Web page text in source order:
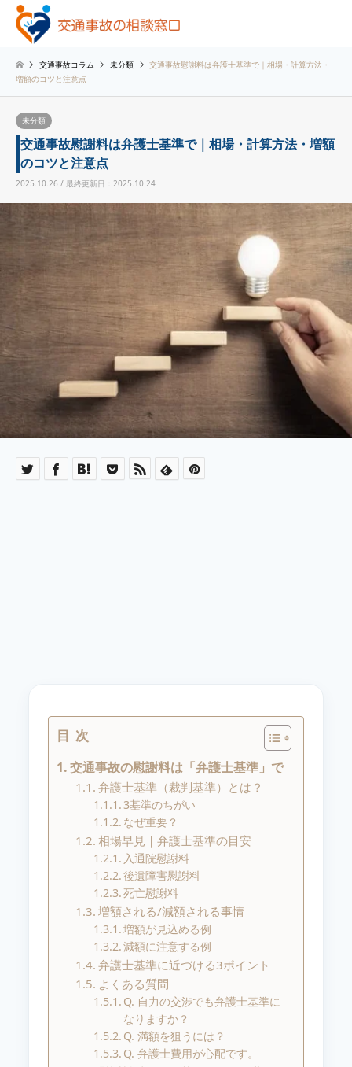
交通事故コラム 未分類
交通事故慰謝料は弁護士基準で｜相場・計算方法・
増額のコツと注意点
未分類
交通事故慰謝料は弁護士基準で｜相場・計算方法・増額
のコツと注意点
2025.10.26 / 最終更新日：2025.10.24
目次
交通事故の慰謝料は「弁護士基準」で
弁護士基準（裁判基準）とは？
3基準のちがい
なぜ重要？
相場早見｜弁護士基準の目安
入通院慰謝料
後遺障害慰謝料
死亡慰謝料
増額される/減額される事情
増額が見込める例
減額に注意する例
弁護士基準に近づける3ポイント
よくある質問
Q. 自力の交渉でも弁護士基準に
なりますか？
Q. 満額を狙うには？
Q. 弁護士費用が心配です。